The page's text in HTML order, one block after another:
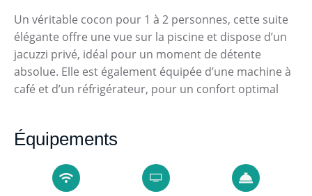
Un véritable cocon pour 1 à 2 personnes, cette suite
élégante offre une vue sur la piscine et dispose d’un
jacuzzi privé, idéal pour un moment de détente
absolue. Elle est également équipée d’une machine à
café et d’un réfrigérateur, pour un confort optimal
Équipements